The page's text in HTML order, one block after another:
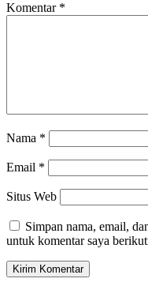
Komentar *
Nama *
Email *
Situs Web
Simpan nama, email,
untuk komentar saya